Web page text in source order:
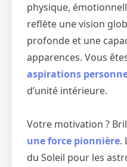
physique,
reflète une vision
profonde et une
apparences. Vous
aspirations
d’unité intérieure.
Votre motivation ?
une force pionnière.
du Soleil pour les